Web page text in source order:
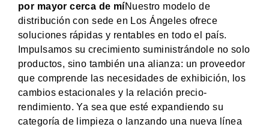
por mayor cerca de míNuestro modelo de
distribución con sede en Los Ángeles ofrece
soluciones rápidas y rentables en todo el país.
Impulsamos su crecimiento suministrándole no solo
productos, sino también una alianza: un proveedor
que comprende las necesidades de exhibición, los
cambios estacionales y la relación precio-
rendimiento. Ya sea que esté expandiendo su
categoría de limpieza o lanzando una nueva línea